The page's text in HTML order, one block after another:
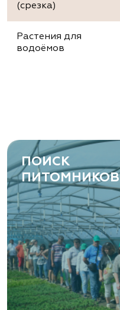
(срезка)
Растения для
водоёмов
ПОИСК
ПИТОМНИКОВ